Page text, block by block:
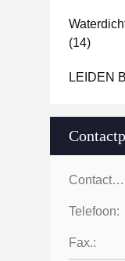
(14)
LEIDEN
Contactpersonen:
Telefoon:
Fax.: